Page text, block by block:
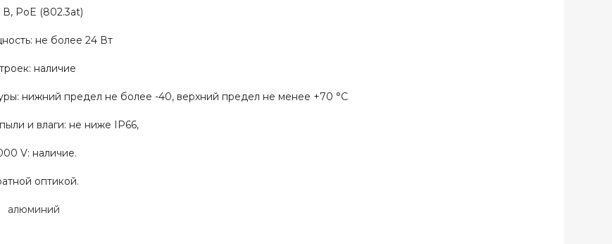
PoE (802.3at)
не более 24 Вт
наличие
нижний предел не более -40, верхний предел не менее +70 °C
и влаги: не ниже IP66,
V: наличие.
оптикой.
алюминий